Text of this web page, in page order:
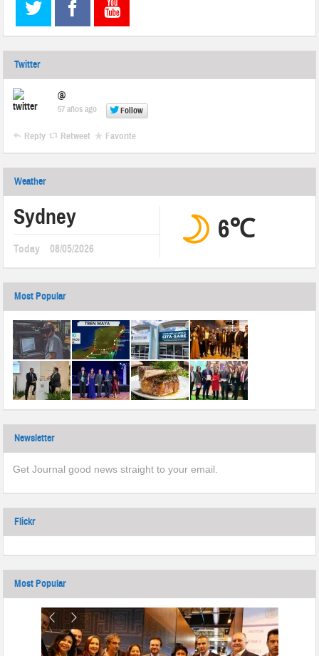
Twitter
@
57 años ago Follow
Reply Retweet Favorite
Weather
Sydney
Today 08/05/2026
6℃
Most Popular
Newsletter
Get Journal good news straight to your email.
Flickr
Most Popular